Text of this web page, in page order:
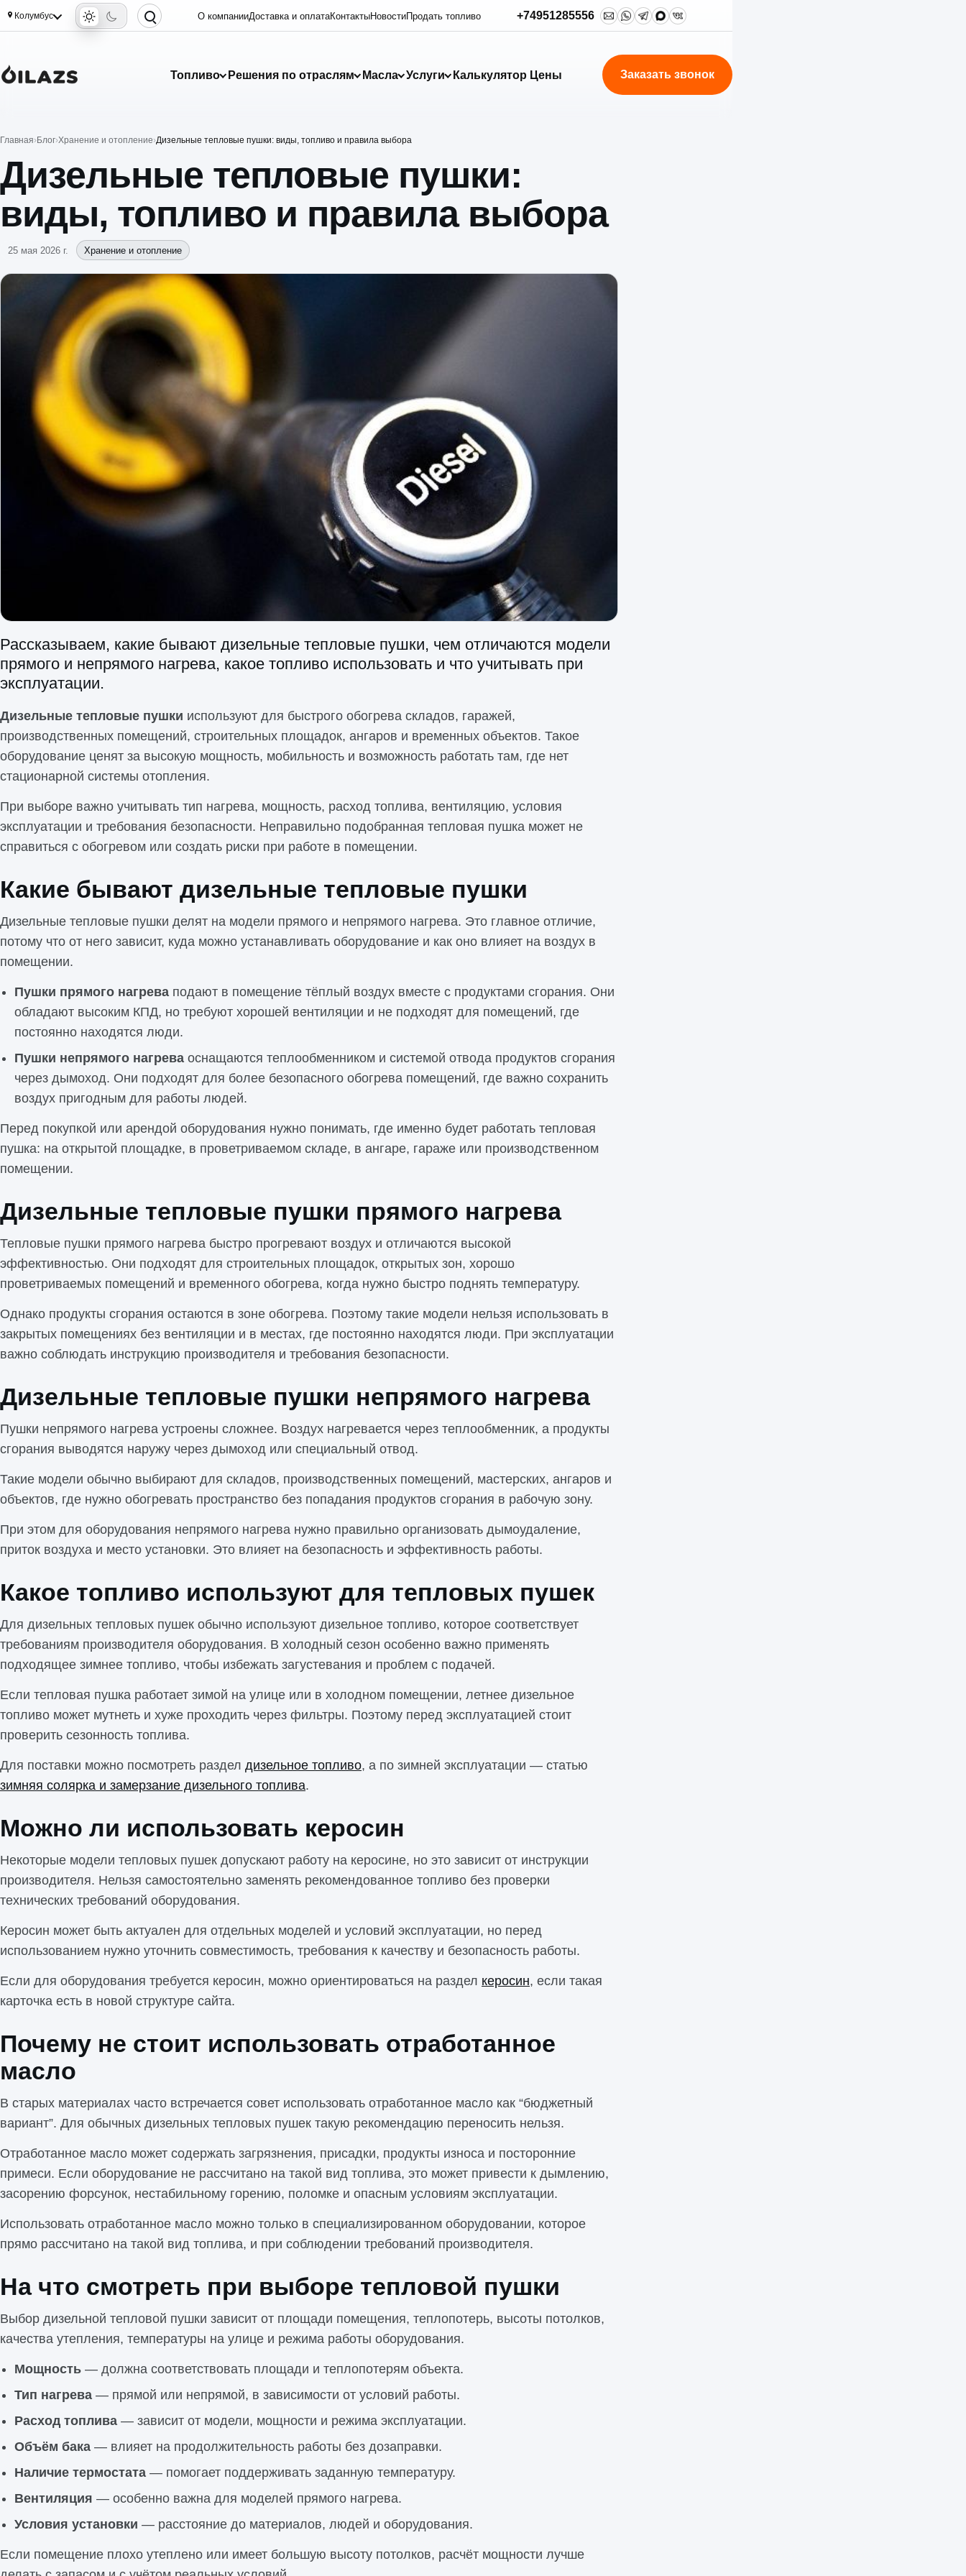
Колумбус О компанииДоставка и оплатаКонтактыНовостиПродать топливо +74951285556
Топливо Решения по отраслям Масла Услуги Калькулятор Цены Заказать звонок
Главная Блог Хранение и отопление Дизельные тепловые пушки: виды, топливо и правила выбора
Дизельные тепловые пушки:
виды, топливо и правила выбора
25 мая 2026 г. Хранение и отопление
Рассказываем, какие бывают дизельные тепловые пушки, чем отличаются модели
прямого и непрямого нагрева, какое топливо использовать и что учитывать при
эксплуатации.
Дизельные тепловые пушки используют для быстрого обогрева складов, гаражей,
производственных помещений, строительных площадок, ангаров и временных объектов. Такое
оборудование ценят за высокую мощность, мобильность и возможность работать там, где нет
стационарной системы отопления.
При выборе важно учитывать тип нагрева, мощность, расход топлива, вентиляцию, условия
эксплуатации и требования безопасности. Неправильно подобранная тепловая пушка может не
справиться с обогревом или создать риски при работе в помещении.
Какие бывают дизельные тепловые пушки
Дизельные тепловые пушки делят на модели прямого и непрямого нагрева. Это главное отличие,
потому что от него зависит, куда можно устанавливать оборудование и как оно влияет на воздух в
помещении.
Пушки прямого нагрева подают в помещение тёплый воздух вместе с продуктами сгорания. Они
обладают высоким КПД, но требуют хорошей вентиляции и не подходят для помещений, где
постоянно находятся люди.
Пушки непрямого нагрева оснащаются теплообменником и системой отвода продуктов сгорания
через дымоход. Они подходят для более безопасного обогрева помещений, где важно сохранить
воздух пригодным для работы людей.
Перед покупкой или арендой оборудования нужно понимать, где именно будет работать тепловая
пушка: на открытой площадке, в проветриваемом складе, в ангаре, гараже или производственном
помещении.
Дизельные тепловые пушки прямого нагрева
Тепловые пушки прямого нагрева быстро прогревают воздух и отличаются высокой
эффективностью. Они подходят для строительных площадок, открытых зон, хорошо
проветриваемых помещений и временного обогрева, когда нужно быстро поднять температуру.
Однако продукты сгорания остаются в зоне обогрева. Поэтому такие модели нельзя использовать в
закрытых помещениях без вентиляции и в местах, где постоянно находятся люди. При эксплуатации
важно соблюдать инструкцию производителя и требования безопасности.
Дизельные тепловые пушки непрямого нагрева
Пушки непрямого нагрева устроены сложнее. Воздух нагревается через теплообменник, а продукты
сгорания выводятся наружу через дымоход или специальный отвод.
Такие модели обычно выбирают для складов, производственных помещений, мастерских, ангаров и
объектов, где нужно обогревать пространство без попадания продуктов сгорания в рабочую зону.
При этом для оборудования непрямого нагрева нужно правильно организовать дымоудаление,
приток воздуха и место установки. Это влияет на безопасность и эффективность работы.
Какое топливо используют для тепловых пушек
Для дизельных тепловых пушек обычно используют дизельное топливо, которое соответствует
требованиям производителя оборудования. В холодный сезон особенно важно применять
подходящее зимнее топливо, чтобы избежать загустевания и проблем с подачей.
Если тепловая пушка работает зимой на улице или в холодном помещении, летнее дизельное
топливо может мутнеть и хуже проходить через фильтры. Поэтому перед эксплуатацией стоит
проверить сезонность топлива.
Для поставки можно посмотреть раздел дизельное топливо, а по зимней эксплуатации — статью
зимняя солярка и замерзание дизельного топлива.
Можно ли использовать керосин
Некоторые модели тепловых пушек допускают работу на керосине, но это зависит от инструкции
производителя. Нельзя самостоятельно заменять рекомендованное топливо без проверки
технических требований оборудования.
Керосин может быть актуален для отдельных моделей и условий эксплуатации, но перед
использованием нужно уточнить совместимость, требования к качеству и безопасность работы.
Если для оборудования требуется керосин, можно ориентироваться на раздел керосин, если такая
карточка есть в новой структуре сайта.
Почему не стоит использовать отработанное
масло
В старых материалах часто встречается совет использовать отработанное масло как “бюджетный
вариант”. Для обычных дизельных тепловых пушек такую рекомендацию переносить нельзя.
Отработанное масло может содержать загрязнения, присадки, продукты износа и посторонние
примеси. Если оборудование не рассчитано на такой вид топлива, это может привести к дымлению,
засорению форсунок, нестабильному горению, поломке и опасным условиям эксплуатации.
Использовать отработанное масло можно только в специализированном оборудовании, которое
прямо рассчитано на такой вид топлива, и при соблюдении требований производителя.
На что смотреть при выборе тепловой пушки
Выбор дизельной тепловой пушки зависит от площади помещения, теплопотерь, высоты потолков,
качества утепления, температуры на улице и режима работы оборудования.
Мощность — должна соответствовать площади и теплопотерям объекта.
Тип нагрева — прямой или непрямой, в зависимости от условий работы.
Расход топлива — зависит от модели, мощности и режима эксплуатации.
Объём бака — влияет на продолжительность работы без дозаправки.
Наличие термостата — помогает поддерживать заданную температуру.
Вентиляция — особенно важна для моделей прямого нагрева.
Условия установки — расстояние до материалов, людей и оборудования.
Если помещение плохо утеплено или имеет большую высоту потолков, расчёт мощности лучше